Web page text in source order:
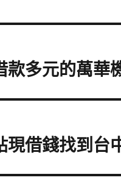
款多元的萬華
現借錢找到台